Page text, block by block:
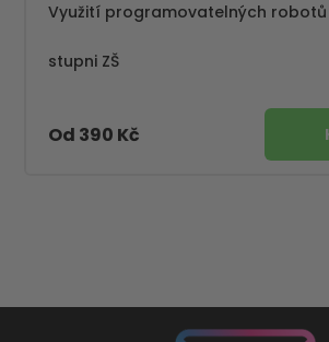
Využití programovatelných robotů
stupni ZŠ
Od 390 Kč